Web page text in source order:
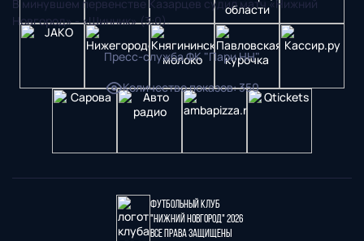
В минувшем первенстве Казарцев судил матч «Нижний
Новгород» - «Шинник» (3:0).
Пресс-служба ФК "Пари НН"
Количество показов:350
Футбольный клуб
"Нижний Новгород" 2026
Все права защищены